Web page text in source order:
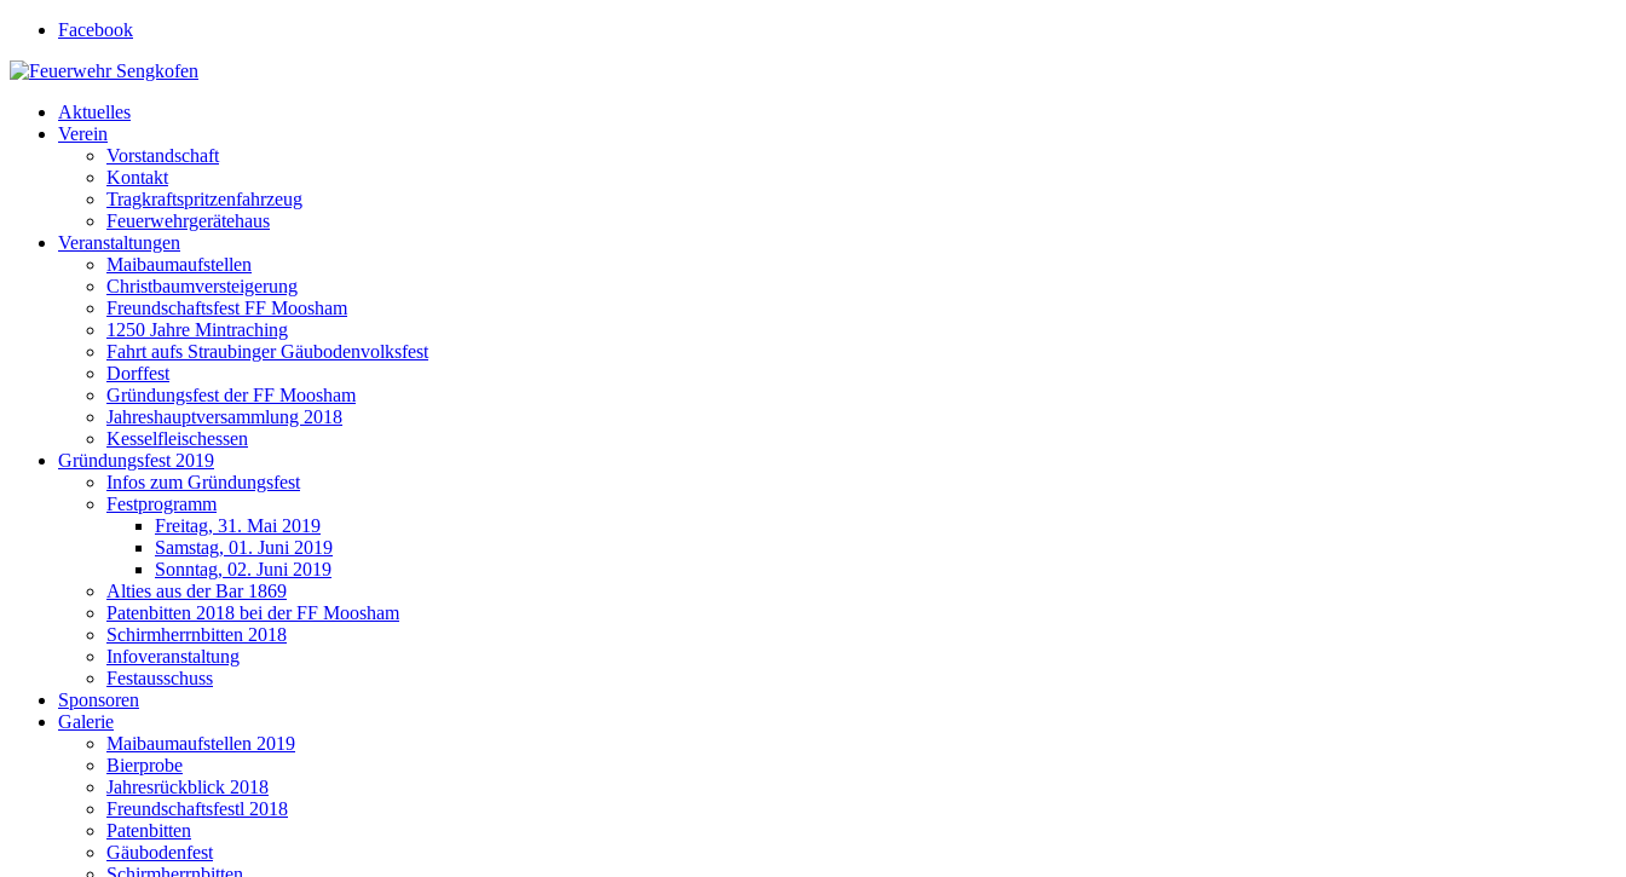
Facebook
Feuerwehr Sengkofen
Gott zur Ehr', dem nächsten zur Wehr
Aktuelles
Verein
Vorstandschaft
Kontakt
Tragkraftspritzenfahrzeug
Feuerwehrgerätehaus
Veranstaltungen
Maibaumaufstellen
Christbaumversteigerung
Freundschaftsfest FF Moosham
1250 Jahre Mintraching
Fahrt aufs Straubinger Gäubodenvolksfest
Dorffest
Gründungsfest der FF Moosham
Jahreshauptversammlung 2018
Kesselfleischessen
Gründungsfest 2019
Infos zum Gründungsfest
Festprogramm
Freitag, 31. Mai 2019
Samstag, 01. Juni 2019
Sonntag, 02. Juni 2019
Alties aus der Bar 1869
Patenbitten 2018 bei der FF Moosham
Schirmherrnbitten 2018
Infoveranstaltung
Festausschuss
Sponsoren
Galerie
Maibaumaufstellen 2019
Bierprobe
Jahresrückblick 2018
Freundschaftsfestl 2018
Patenbitten
Gäubodenfest